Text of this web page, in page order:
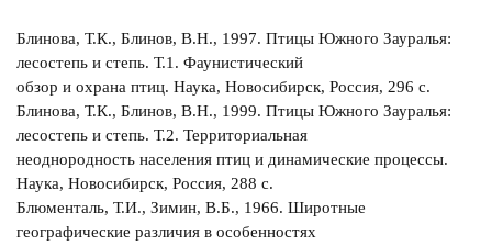
Блинова, Т.К., Блинов, В.Н., 1997. Птицы Южного Зауралья:
лесостепь и степь. Т.1. Фаунистический
обзор и охрана птиц. Наука, Новосибирск, Россия, 296 с.
Блинова, Т.К., Блинов, В.Н., 1999. Птицы Южного Зауралья:
лесостепь и степь. Т.2. Территориальная
неоднородность населения птиц и динамические процессы.
Наука, Новосибирск, Россия, 288 с.
Блюменталь, Т.И., Зимин, В.Б., 1966. Широтные
географические различия в особенностях